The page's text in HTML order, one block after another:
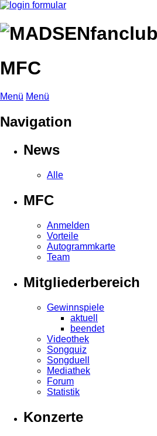
MFC
Menü Menü
Navigation
News
Alle
MFC
Anmelden
Vorteile
Autogrammkarte
Team
Mitgliederbereich
Gewinnspiele
aktuell
beendet
Videothek
Songquiz
Songduell
Mediathek
Forum
Statistik
Konzerte